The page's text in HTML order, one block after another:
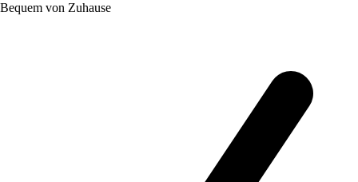
Bequem von Zuhause